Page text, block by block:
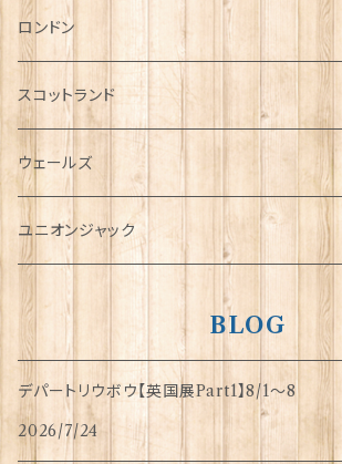
チャーム
犬グッズ
傘
指貫(シンブル)
ロンドン
スコットランド
ウェールズ
ユニオンジャック
BLOG
デパートリウボウ【英国展Part1】8/1〜8
2026/7/24